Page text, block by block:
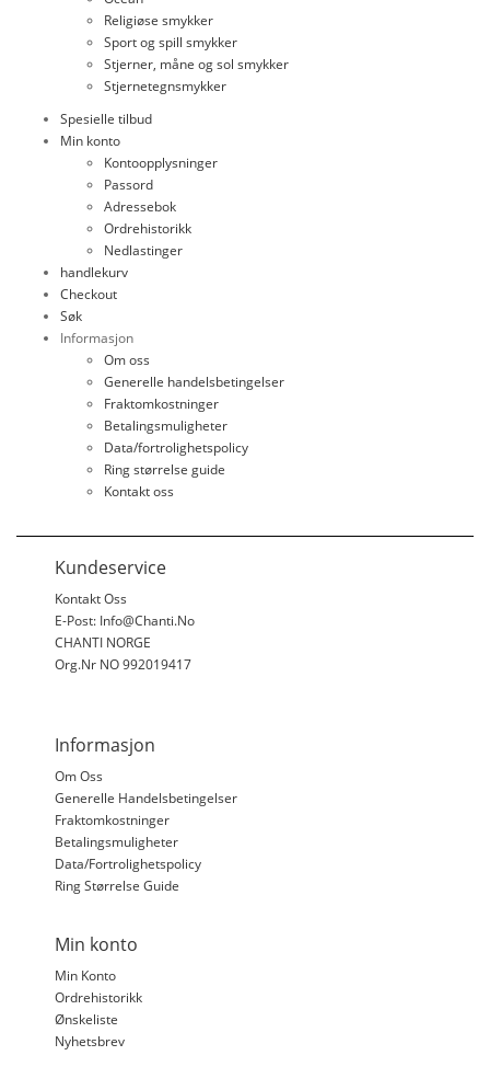
Religiøse smykker
Sport og spill smykker
Stjerner, måne og sol smykker
Stjernetegnsmykker
Spesielle tilbud
Min konto
Kontoopplysninger
Passord
Adressebok
Ordrehistorikk
Nedlastinger
handlekurv
Checkout
Søk
Informasjon
Om oss
Generelle handelsbetingelser
Fraktomkostninger
Betalingsmuligheter
Data/fortrolighetspolicy
Ring størrelse guide
Kontakt oss
Kundeservice
Kontakt Oss
E-Post: Info@chanti.no
CHANTI NORGE
Org.nr NO 992019417
Informasjon
Om Oss
Generelle Handelsbetingelser
Fraktomkostninger
Betalingsmuligheter
Data/fortrolighetspolicy
Ring Størrelse Guide
Min konto
Min Konto
Ordrehistorikk
Ønskeliste
Nyhetsbrev